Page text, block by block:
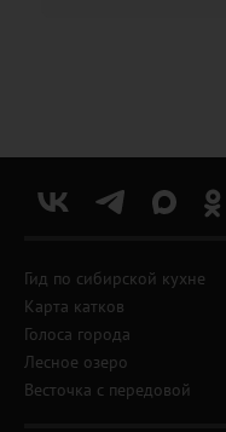
Гид по сибирской кухне
Карта катков
Голоса города
Лесное озеро
Весточка с передовой